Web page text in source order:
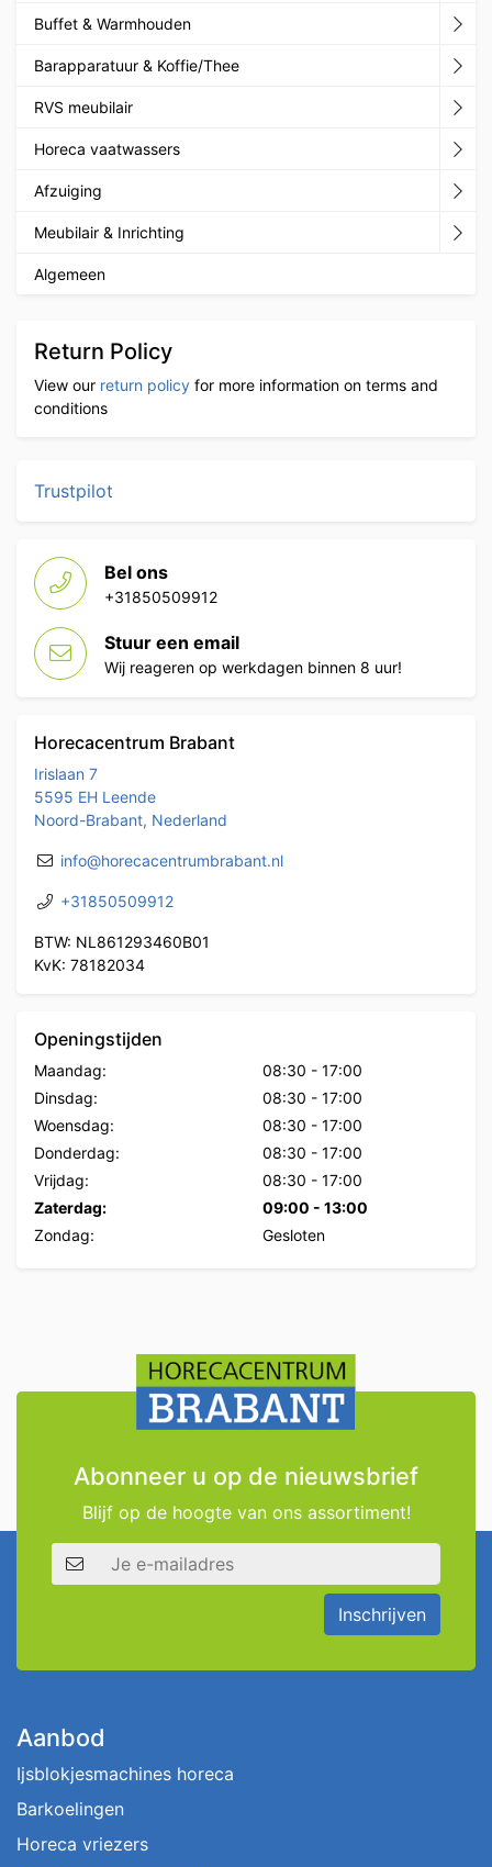
Buffet & Warmhouden
Barapparatuur & Koffie/Thee
RVS meubilair
Horeca vaatwassers
Afzuiging
Meubilair & Inrichting
Algemeen
Return Policy
View our return policy for more information on terms and
conditions
Trustpilot
Bel ons
+31850509912
Stuur een email
Wij reageren op werkdagen binnen 8 uur!
Horecacentrum Brabant
Irislaan 7
5595 EH Leende
Noord-Brabant, Nederland
info@horecacentrumbrabant.nl
+31850509912
BTW: NL861293460B01
KvK: 78182034
Openingstijden
Maandag: 08:30 - 17:00
Dinsdag:
08:30 - 17:00
Woensdag:
08:30 - 17:00
Donderdag:
08:30 - 17:00
Vrijdag:
08:30 - 17:00
Zaterdag:
09:00 - 13:00
Zondag:
Gesloten
Abonneer u op de nieuwsbrief
Blijf op de hoogte van ons assortiment!
E-mailadres
Inschrijven
Aanbod
Ijsblokjesmachines horeca
Barkoelingen
Horeca vriezers